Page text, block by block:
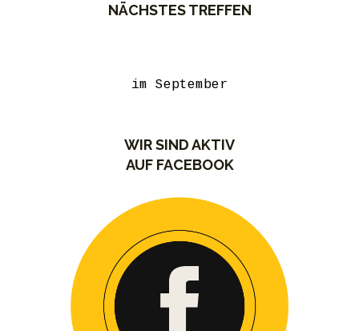
NÄCHSTES TREFFEN
im September
WIR SIND AKTIV
AUF FACEBOOK